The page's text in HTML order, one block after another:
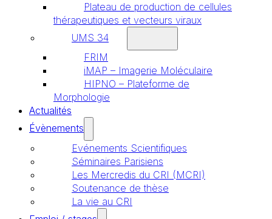
Plateau de production de cellules
thérapeutiques et vecteurs viraux
UMS 34
FRIM
iMAP – Imagerie Moléculaire
HIPNO – Plateforme de
Morphologie
Actualités
Évènements
Evénements Scientifiques
Séminaires Parisiens
Les Mercredis du CRI (MCRI)
Soutenance de thèse
La vie au CRI